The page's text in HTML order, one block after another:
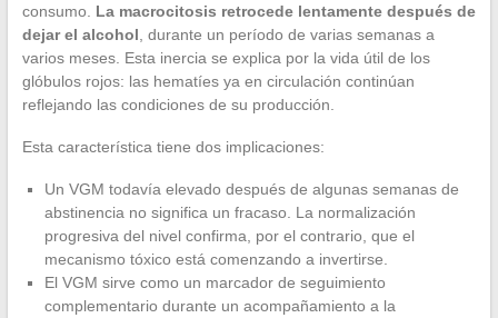
consumo. La macrocitosis retrocede lentamente después de
dejar el alcohol , durante un período de varias semanas a
varios meses. Esta inercia se explica por la vida útil de los
glóbulos rojos: las hematíes ya en circulación continúan
reflejando las condiciones de su producción.
Esta característica tiene dos implicaciones:
Un VGM todavía elevado después de algunas semanas de
abstinencia no significa un fracaso. La normalización
progresiva del nivel confirma, por el contrario, que el
mecanismo tóxico está comenzando a invertirse.
El VGM sirve como un marcador de seguimiento
complementario durante un acompañamiento a la